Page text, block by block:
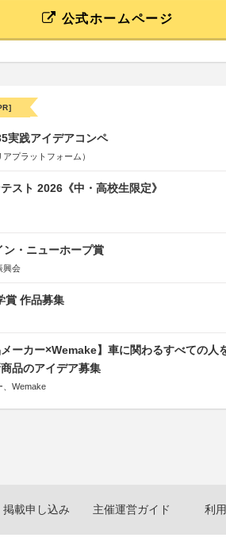
公式ホームページ
実践アイデアコンペ
プラットフォーム）
スト 2026《中・高校生限定》
・ニューホープ賞
興会
賞 作品募集
メーカー×Wemake】車に関わるすべての人
品のアイデア募集
、Wemake
掲載申し込み 主催運営ガイド 利